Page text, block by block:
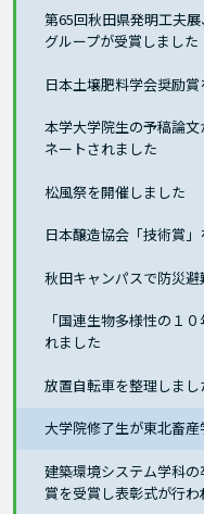
第65回秋田県発明工夫
グループが受賞しました
日本土壌肥料学会奨励
本学大学院生の予稿論文
ネートされました
松風祭を開催しました
日本醸造協会「技術賞
秋田キャンパスで防災
「国連生物多様性の１
れました
放置自転車を整理しまし
大学院修了生が東北畜
建築環境システム学科
賞を受賞し表彰式が行わ